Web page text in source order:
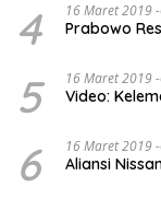
4 16 Maret 2019
Prabowo
5 16 Maret 2019
Video:
6 16 Maret 2019
Aliansi